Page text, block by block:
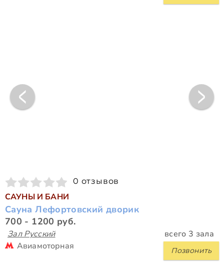
0 отзывов
САУНЫ И БАНИ
Сауна Лефортовский дворик
700 - 1200 руб.
Зал Русский всего 3 зала
Позвонить
Авиамоторная